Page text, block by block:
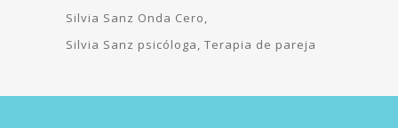
Silvia Sanz Onda Cero
Silvia Sanz psicóloga Terapia de pareja